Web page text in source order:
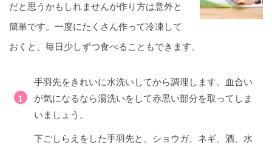
だと思うかもしれませんが作り方は意外と
簡単です。一度にたくさん作って冷凍して
おくと、毎日少しずつ食べることもできます。
手羽先をきれいに水洗いしてから調理します。血合い
が気になるなら湯洗いをして赤黒い部分を取ってしま
いましょう。
下ごしらえをした手羽先と、ショウガ、ネギ、酒、水